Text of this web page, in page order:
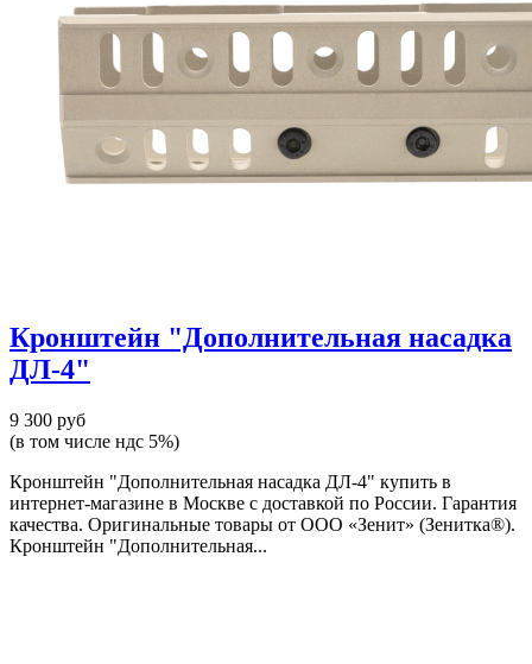
Кронштейн "Дополнительная насадка
ДЛ-4"
9 300 руб
(в том числе ндс 5%)
Кронштейн "Дополнительная насадка ДЛ-4" купить в
интернет-магазине в Москве с доставкой по России. Гарантия
качества. Оригинальные товары от ООО «Зенит» (Зенитка®).
Кронштейн "Дополнительная...